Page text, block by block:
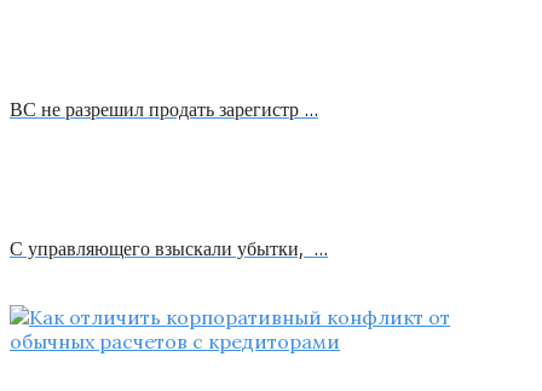
ВС не разрешил продать зарегистр …
С управляющего взыскали убытки, …